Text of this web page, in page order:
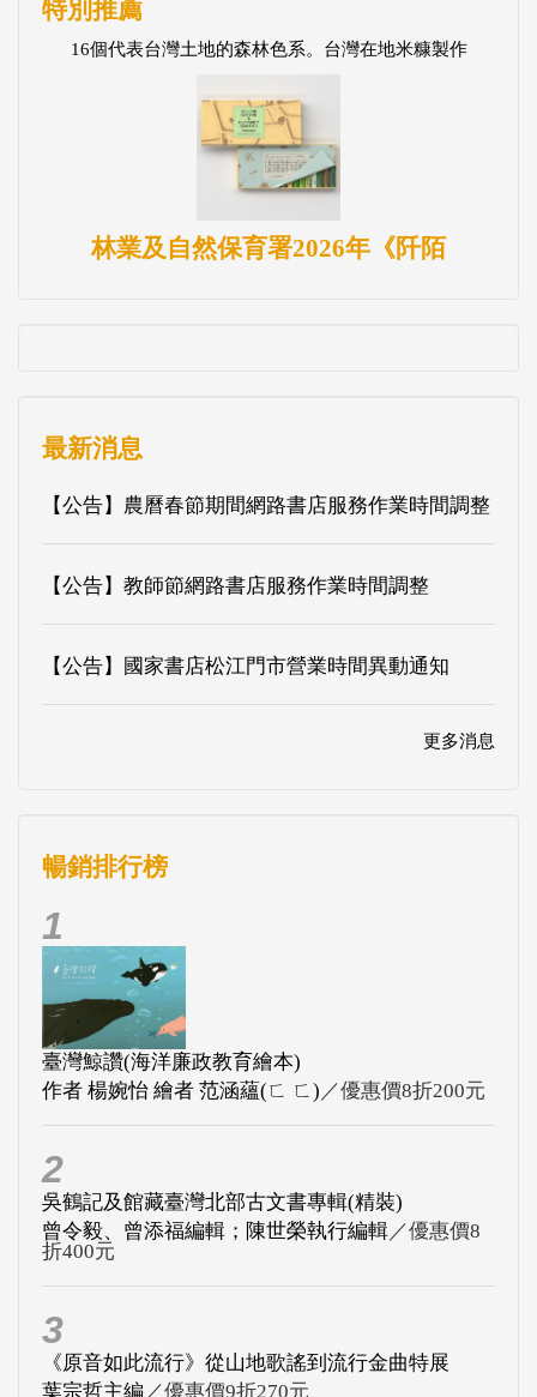
特別推薦
16個代表台灣土地的森林色系。台灣在地米糠製作
林業及自然保育署2026年《阡陌
最新消息
【公告】農曆春節期間網路書店服務作業時間調整
【公告】教師節網路書店服務作業時間調整
【公告】國家書店松江門市營業時間異動通知
更多消息
暢銷排行榜
1
臺灣鯨讚(海洋廉政教育繪本)
作者 楊婉怡 繪者 范涵蘊(ㄈ ㄈ) ／優惠價8折200元
2
吳鶴記及館藏臺灣北部古文書專輯(精裝)
曾令毅、曾添福編輯；陳世榮執行編輯／優惠價8
折400元
3
《原音如此流行》從山地歌謠到流行金曲特展
葉宗哲主編 ／優惠價9折270元